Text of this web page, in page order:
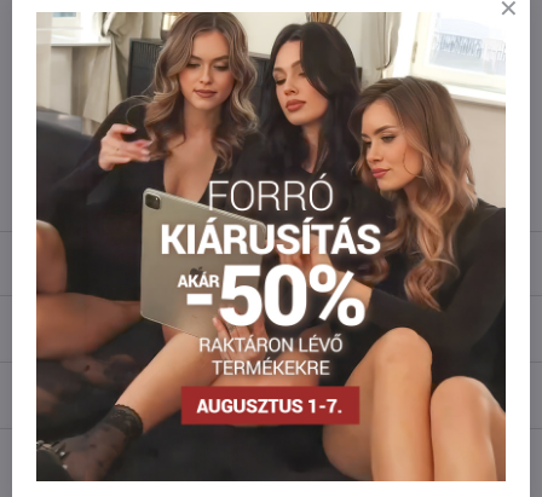
Szeretne több terméket rendelni mint
amennyi raktáron van?
Ne habozzon kapcsolatba lépni velünk, raktárra szállítjuk az árut!
info​@everlady​.eu
Leírás
Vélemények
Fórum
FacebookTwitterBlueskyPinterestReddit LinkedInWhatsApp
E-